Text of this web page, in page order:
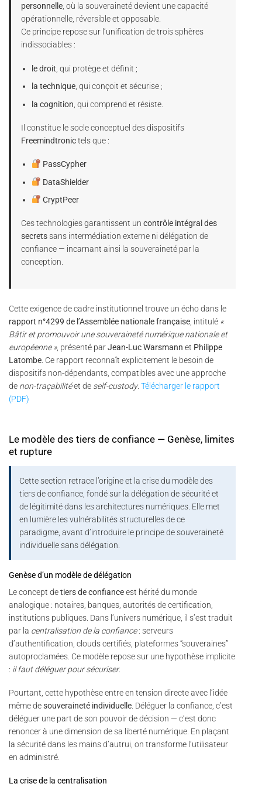
personnelle, où la souveraineté devient une capacité
opérationnelle, réversible et opposable.
Ce principe repose sur l’unification de trois sphères
indissociables :
le droit , qui protège et définit ;
la technique , qui conçoit et sécurise ;
la cognition , qui comprend et résiste.
Il constitue le socle conceptuel des dispositifs
Freemindtronictels que :
PassCypher
DataShielder
CryptPeer
Ces technologies garantissent un contrôle intégral des
secretssans intermédiation externe ni délégation de
confiance — incarnant ainsi la souveraineté par la
conception.
Cette exigence de cadre institutionnel trouve un écho dans le
rapport n°4299 de l’Assemblée nationale française , intitulé «
Bâtir et promouvoir une souveraineté numérique nationale et
européenne », présenté parJean-Luc Warsmann et Philippe
Latombe . Ce rapport reconnaît explicitement le besoin de
dispositifs non-dépendants, compatibles avec une approche
de non-traçabilitéet de self-custody. Télécharger le rapport
(PDF)
Le modèle des tiers de confiance — Genèse, limites
et rupture
Cette section retrace l’origine et la crise du modèle des
tiers de confiance, fondé sur la délégation de sécurité et
de légitimité dans les architectures numériques. Elle met
en lumière les vulnérabilités structurelles de ce
paradigme, avant d’introduire le principe de souveraineté
individuelle sans délégation.
Genèse d’un modèle de délégation
Le concept detiers de confianceest hérité du monde
analogique : notaires, banques, autorités de certification,
institutions publiques. Dans l’univers numérique, il s’est traduit
par la centralisation de la confiance: serveurs
d’authentification, clouds certifiés, plateformes “souveraines”
autoproclamées. Ce modèle repose sur une hypothèse implicite
: il faut déléguer pour sécuriser.
Pourtant, cette hypothèse entre en tension directe avec l’idée
même desouveraineté individuelle . Déléguer la confiance, c’est
déléguer une part de son pouvoir de décision — c’est donc
renoncer à une dimension de sa liberté numérique. En plaçant
la sécurité dans les mains d’autrui, on transforme l’utilisateur
en administré.
La crise de la centralisation